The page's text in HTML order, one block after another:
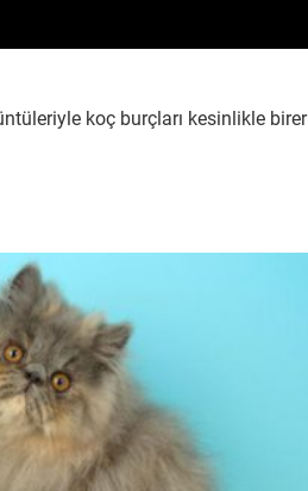
koç burçları kesinlikle birer